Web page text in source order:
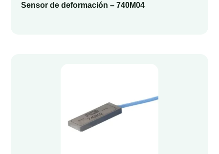
Sensor de deformación – 740M04